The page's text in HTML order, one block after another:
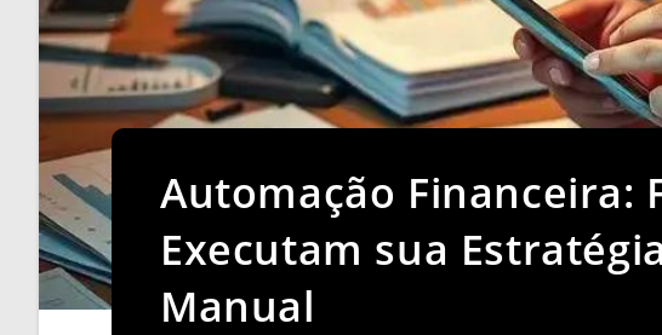
Automação Financeira:
Executam sua
Manual